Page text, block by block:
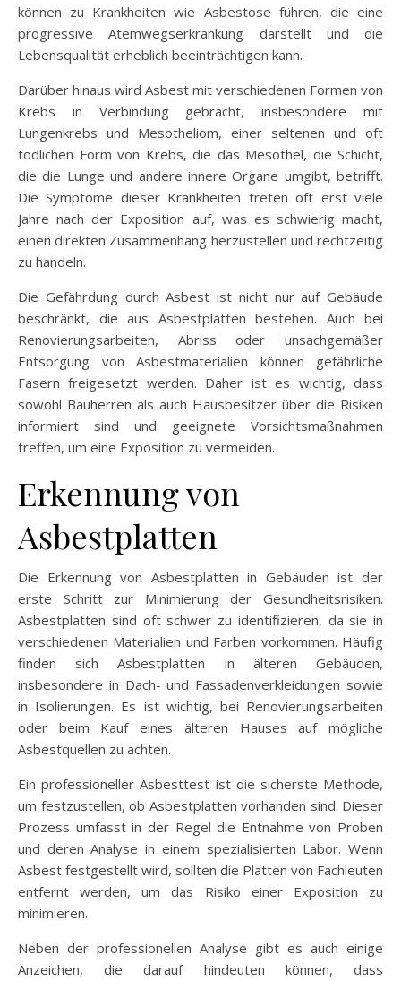
können zu Krankheiten wie Asbestose führen, die eine
progressive Atemwegserkrankung darstellt und die
Lebensqualität erheblich beeinträchtigen kann.
Darüber hinaus wird Asbest mit verschiedenen Formen von
Krebs in Verbindung gebracht, insbesondere mit
Lungenkrebs und Mesotheliom, einer seltenen und oft
tödlichen Form von Krebs, die das Mesothel, die Schicht,
die die Lunge und andere innere Organe umgibt, betrifft.
Die Symptome dieser Krankheiten treten oft erst viele
Jahre nach der Exposition auf, was es schwierig macht,
einen direkten Zusammenhang herzustellen und rechtzeitig
zu handeln.
Die Gefährdung durch Asbest ist nicht nur auf Gebäude
beschränkt, die aus Asbestplatten bestehen. Auch bei
Renovierungsarbeiten, Abriss oder unsachgemäßer
Entsorgung von Asbestmaterialien können gefährliche
Fasern freigesetzt werden. Daher ist es wichtig, dass
sowohl Bauherren als auch Hausbesitzer über die Risiken
informiert sind und geeignete Vorsichtsmaßnahmen
treffen, um eine Exposition zu vermeiden.
Erkennung von
Asbestplatten
Die Erkennung von Asbestplatten in Gebäuden ist der
erste Schritt zur Minimierung der Gesundheitsrisiken.
Asbestplatten sind oft schwer zu identifizieren, da sie in
verschiedenen Materialien und Farben vorkommen. Häufig
finden sich Asbestplatten in älteren Gebäuden,
insbesondere in Dach- und Fassadenverkleidungen sowie
in Isolierungen. Es ist wichtig, bei Renovierungsarbeiten
oder beim Kauf eines älteren Hauses auf mögliche
Asbestquellen zu achten.
Ein professioneller Asbesttest ist die sicherste Methode,
um festzustellen, ob Asbestplatten vorhanden sind. Dieser
Prozess umfasst in der Regel die Entnahme von Proben
und deren Analyse in einem spezialisierten Labor. Wenn
Asbest festgestellt wird, sollten die Platten von Fachleuten
entfernt werden, um das Risiko einer Exposition zu
minimieren.
Neben der professionellen Analyse gibt es auch einige
Anzeichen, die darauf hindeuten können, dass